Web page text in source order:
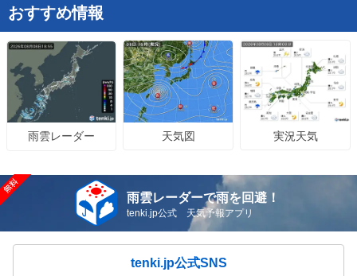
おすすめ情報
雨雲レーダー 天気図 実況天気
雨雲レーダーで雨を回避！
tenki.jp公式 天気予報アプリ
tenki.jp公式SNS